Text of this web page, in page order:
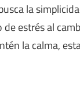
la
estrés al
la calma,